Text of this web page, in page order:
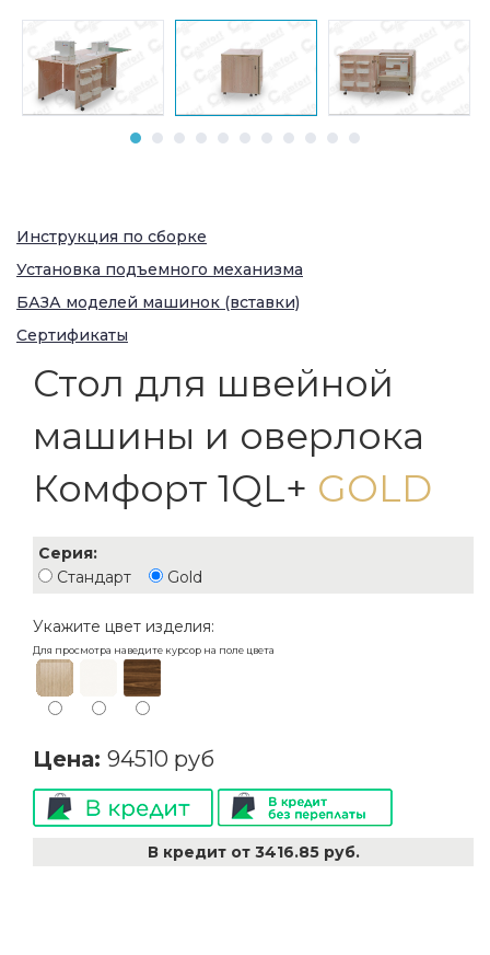
Инструкция по сборке
Установка подъемного механизма
БАЗА моделей машинок (вставки)
Сертификаты
Стол для швейной
машины и оверлока
Комфорт 1QL+ GOLD
Серия:
Стандарт
Gold
Укажите цвет изделия:
Для просмотра наведите курсор на поле цвета
Цена:
В кредит от 3416.85 руб.